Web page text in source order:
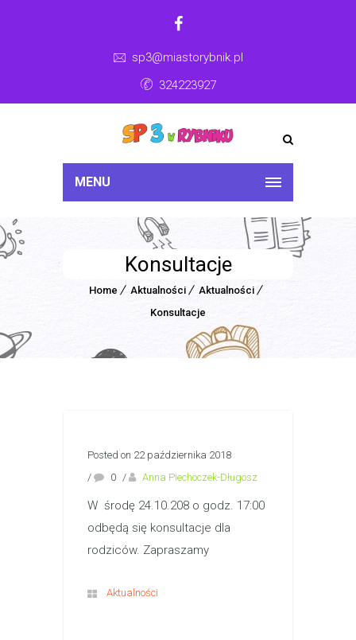
sp3@miastorybnik.pl
324223927
MENU
Konsultacje
Home Aktualności
Aktualności
Konsultacje
Posted on 22 października 2018
/
0 / Anna Piechoczek-Długosz
W środę 24.10.208 o godz. 17:00
odbędą się konsultacje dla
rodziców. Zapraszamy
Aktualności